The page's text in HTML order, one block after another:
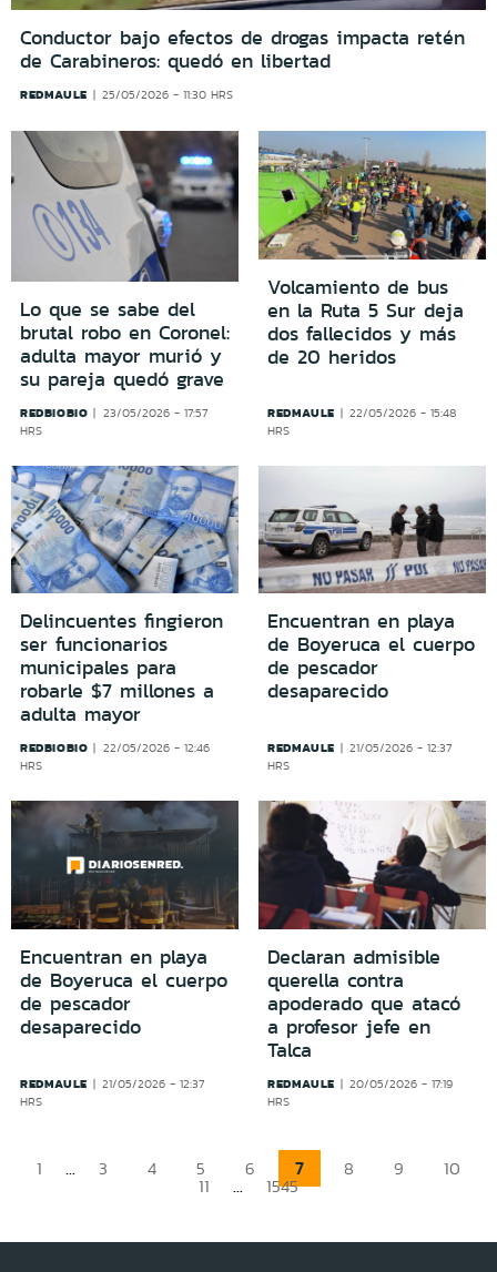
Conductor bajo efectos de drogas impacta retén
de Carabineros: quedó en libertad
REDMAULE 25/05/2026 - 11:30 HRS
Lo que se sabe del
brutal robo en Coronel:
adulta mayor murió y
su pareja quedó grave
REDBIOBIO
23/05/2026 - 17:57
HRS
Volcamiento de bus
en la Ruta 5 Sur deja
dos fallecidos y más
de 20 heridos
REDMAULE
22/05/2026 - 15:48
HRS
Delincuentes fingieron
ser funcionarios
municipales para
robarle $7 millones a
adulta mayor
REDBIOBIO
22/05/2026 - 12:46
HRS
Encuentran en playa
de Boyeruca el cuerpo
de pescador
desaparecido
REDMAULE
21/05/2026 - 12:37
HRS
Encuentran en playa
de Boyeruca el cuerpo
de pescador
desaparecido
REDMAULE
21/05/2026 - 12:37
HRS
Declaran admisible
querella contra
apoderado que atacó
a profesor jefe en
Talca
REDMAULE
20/05/2026 - 17:19
HRS
1 ... 3 4 5 6 7 8 9 10
11 ... 1545